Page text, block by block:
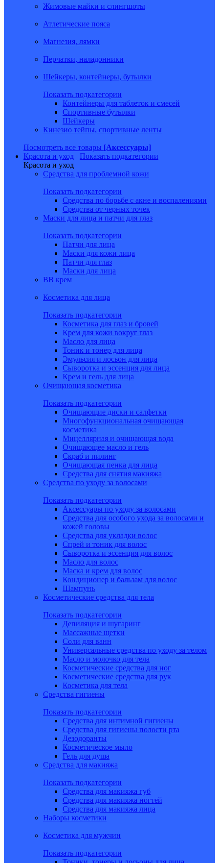
Жимовые майки и слингшоты
Атлетические пояса
Магнезия, лямки
Перчатки, наладонники
Шейкеры, контейнеры, бутылки
Показать подкатегории
Контейнеры для таблеток и смесей
Спортивные бутылки
Шейкеры
Кинезио тейпы, спортивные ленты
Посмотреть все товары [Аксессуары]
Красота и уход
Показать подкатегории
Красота и уход
Средства для проблемной кожи
Показать подкатегории
Средства по борьбе с акне и воспалениями
Средства от черных точек
Маски для лица и патчи для глаз
Показать подкатегории
Патчи для лица
Маски для кожи лица
Патчи для глаз
Маски для лица
BB крем
Косметика для лица
Показать подкатегории
Косметика для глаз и бровей
Крем для кожи вокруг глаз
Масло для лица
Тоник и тонер для лица
Эмульсия и лосьон для лица
Сыворотка и эссенция для лица
Крем и гель для лица
Очищающая косметика
Показать подкатегории
Очищающие диски и салфетки
Многофункциональная очищающая
косметика
Мицеллярная и очищающая вода
Очищающее масло и гель
Скраб и пилинг
Очищающая пенка для лица
Средства для снятия макияжа
Средства по уходу за волосами
Показать подкатегории
Аксессуары по уходу за волосами
Средства для особого ухода за волосами и
кожей головы
Средства для укладки волос
Спрей и тоник для волос
Сыворотка и эссенция для волос
Масло для волос
Маска и крем для волос
Кондиционер и бальзам для волос
Шампунь
Косметические средства для тела
Показать подкатегории
Депиляция и шугаринг
Массажные щетки
Соли для ванн
Универсальные средства по уходу за телом
Масло и молочко для тела
Косметические средства для ног
Косметические средства для рук
Косметика для тела
Средства гигиены
Показать подкатегории
Средства для интимной гигиены
Средства для гигиены полости рта
Дезодоранты
Косметическое мыло
Гель для душа
Средства для макияжа
Показать подкатегории
Средства для макияжа губ
Средства для макияжа ногтей
Средства для макияжа лица
Наборы косметики
Косметика для мужчин
Показать подкатегории